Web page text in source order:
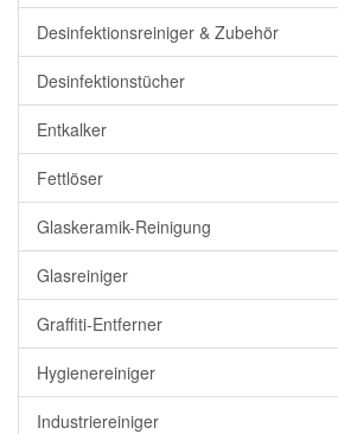
Desinfektionsreiniger & Zubehör
Desinfektionstücher
Entkalker
Fettlöser
Glaskeramik-Reinigung
Glasreiniger
Graffiti-Entferner
Hygienereiniger
Industriereiniger